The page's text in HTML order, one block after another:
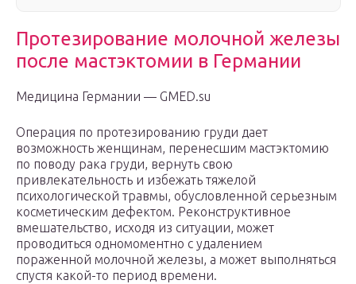
Протезирование молочной железы
после мастэктомии в Германии
Медицина Германии — GMED.su
Операция по протезированию груди дает
возможность женщинам, перенесшим мастэктомию
по поводу рака груди, вернуть свою
привлекательность и избежать тяжелой
психологической травмы, обусловленной серьезным
косметическим дефектом. Реконструктивное
вмешательство, исходя из ситуации, может
проводиться одномоментно с удалением
пораженной молочной железы, а может выполняться
спустя какой-то период времени.